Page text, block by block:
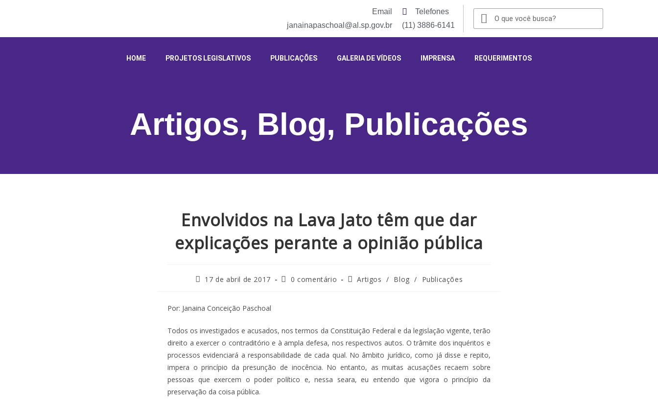
Email
janainapaschoal@al.sp.gov.br
Telefones
(11) 3886-6141
HOME PROJETOS LEGISLATIVOS PUBLICAÇÕES GALERIA DE VÍDEOS IMPRENSA REQUERIMENTOS
Artigos, Blog, Publicações
Envolvidos na Lava Jato têm que dar
explicações perante a opinião pública
17 de abril de 2017 0 comentário Artigos / Blog / Publicações
Por: Janaina Conceição Paschoal
Todos os investigados e acusados, nos termos da Constituição Federal e da legislação vigente, terão
direito a exercer o contraditório e à ampla defesa, nos respectivos autos. O trâmite dos inquéritos e
processos evidenciará a responsabilidade de cada qual. No âmbito jurídico, como já disse e repito,
impera o princípio da presunção de inocência. No entanto, as muitas acusações recaem sobre
pessoas que exercem o poder político e, nessa seara, eu entendo que vigora o princípio da
preservação da coisa pública.